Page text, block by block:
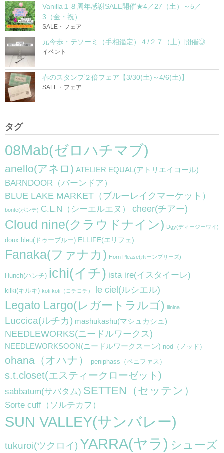
Vanilla１８周年感謝SALE開催★4／27（土）～5／
3（金・祝）
SALE・フェア
元今歩・テソーミ（手相鑑定）４/２７（土）開催◎
イベント
春のスタンプ２倍フェア【3/30(土)～4/6(土)】
SALE・フェア
タグ
08Mab(ゼロハチマブ)
anello(アネロ) ATELIER EQUAL(アトリエイコール)
BARNDOOR（バーンドア）
BLUE LAKE MARKET（ブルーレイクマーケット）
bonte(ボンテ) C.L.N（シーエルエヌ） cheer(チアー)
Cloud nine(クラウドナイン) Dgy(ディージーワイ)
doux bleu(ドゥーブルー) ELLIFE(エリフェ)
Fanaka(ファナカ) Horn Please(ホーンプリーズ)
Hunch(ハンチ) ichi(イチ) ista ire(イスタイーレ)
kilki(キルキ) koti koti（コチコチ） le ciel(ルシエル)
Legato Largo(レガートラルゴ) lilnina
Luccica(ルチカ) mashukashu(マシュカシュ)
NEEDLEWORKS(ニードルワークス)
NEEDLEWORKSOON(ニードルワークスーン) nod（ノッド）
ohana（オハナ） peniphass（ペニファス）
s.t.closet(エスティークローゼット)
sabbatum(サバタム) SETTEN（セッテン）
Sorte cuff（ソルテカフ）
SUN VALLEY(サンバレー)
tukuroi(ツクロイ) YARRA(ヤラ) シューズ